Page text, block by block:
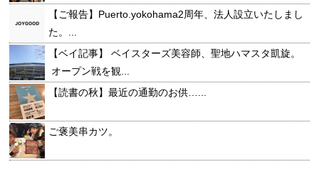
【ご報告】Puerto.yokohama2周年、法人設立いたしまし
た。...
【ベイ記事】 ベイスターズ美容師、聖地ハマスタ凱旋。
オープン戦を観...
【読書の秋】最近の通勤のお供…...
ご褒美串カツ。